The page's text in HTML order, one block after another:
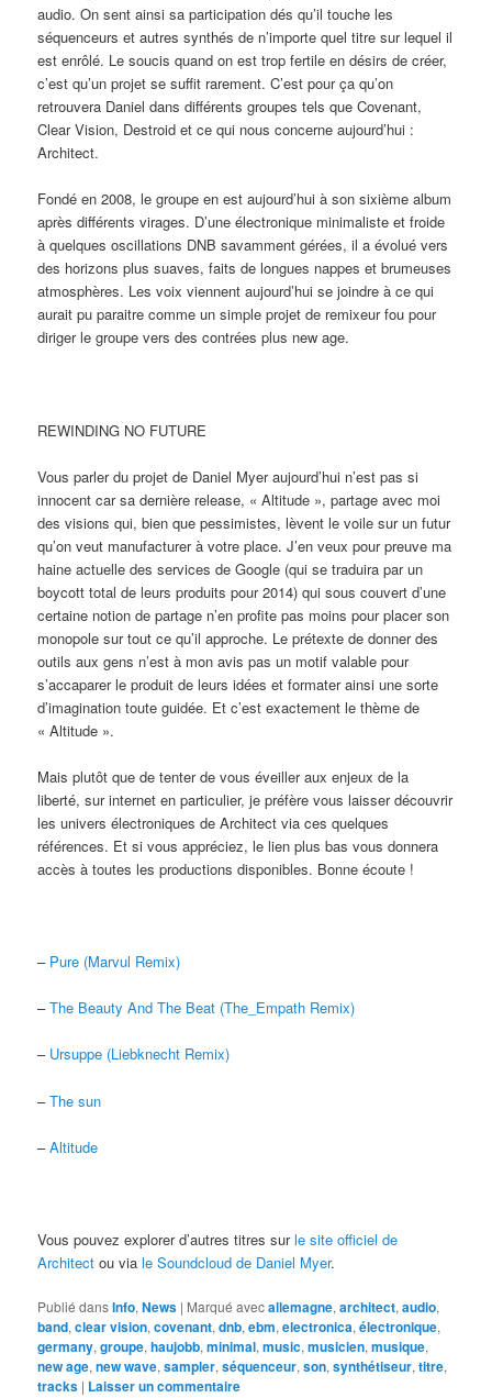
audio. On sent ainsi sa participation dés qu’il touche les
séquenceurs et autres synthés de n’importe quel titre sur lequel il
est enrôlé. Le soucis quand on est trop fertile en désirs de créer,
c’est qu’un projet se suffit rarement. C’est pour ça qu’on
retrouvera Daniel dans différents groupes tels que Covenant,
Clear Vision, Destroid et ce qui nous concerne aujourd’hui :
Architect.
Fondé en 2008, le groupe en est aujourd’hui à son sixième album
après différents virages. D’une électronique minimaliste et froide
à quelques oscillations DNB savamment gérées, il a évolué vers
des horizons plus suaves, faits de longues nappes et brumeuses
atmosphères. Les voix viennent aujourd’hui se joindre à ce qui
aurait pu paraitre comme un simple projet de remixeur fou pour
diriger le groupe vers des contrées plus new age.
REWINDING NO FUTURE
Vous parler du projet de Daniel Myer aujourd’hui n’est pas si
innocent car sa dernière release, « Altitude », partage avec moi
des visions qui, bien que pessimistes, lèvent le voile sur un futur
qu’on veut manufacturer à votre place. J’en veux pour preuve ma
haine actuelle des services de Google (qui se traduira par un
boycott total de leurs produits pour 2014) qui sous couvert d’une
certaine notion de partage n’en profite pas moins pour placer son
monopole sur tout ce qu’il approche. Le prétexte de donner des
outils aux gens n’est à mon avis pas un motif valable pour
s’accaparer le produit de leurs idées et formater ainsi une sorte
d’imagination toute guidée. Et c’est exactement le thème de
« Altitude ».
Mais plutôt que de tenter de vous éveiller aux enjeux de la
liberté, sur internet en particulier, je préfère vous laisser découvrir
les univers électroniques de Architect via ces quelques
références. Et si vous appréciez, le lien plus bas vous donnera
accès à toutes les productions disponibles. Bonne écoute !
– Pure (Marvul Remix)
–The Beauty And The Beat (The_Empath Remix)
– Ursuppe (Liebknecht Remix)
–The sun
–Altitude
Vous pouvez explorer d’autres titres surle site officiel de
Architect ou via le Soundcloud de Daniel Myer.
Publié dansInfo,News | Marqué avecallemagne,architect,audio,
band,clear vision,covenant,dnb,ebm,electronica,électronique,
germany,groupe,haujobb,minimal,music,musicien,musique,
new age,new wave,sampler,séquenceur,son,synthétiseur,titre,
tracks | Laisser un commentaire